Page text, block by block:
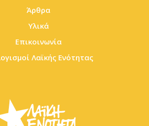
Άρθρα
Υλικά
Επικοινωνία
Λαϊκής Ενότητας